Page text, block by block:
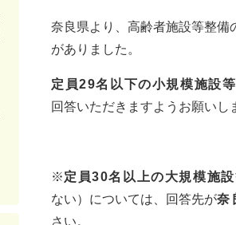
奈良県より、高齢者施設等整備
がありました。
定員29名以下の小規模施設等
回答いただきますようお願いし
※定員30名以上の大規模施
ない）については、回答先が奈
さい。